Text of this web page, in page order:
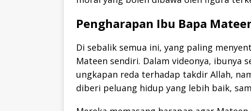
Pengharapan Ibu Bapa
Di sebalik semua ini, yang paling
Mateen sendiri. Dalam videonya, ibunya
ungkapan reda terhadap takdir Allah,
diberi peluang hidup yang lebih baik,